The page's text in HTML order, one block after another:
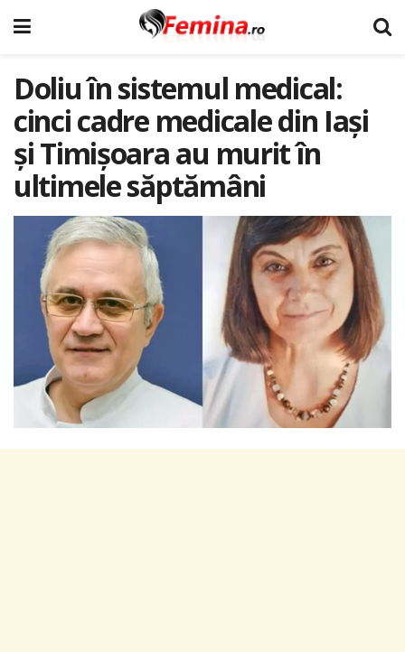
Doliu în sistemul medical:
cinci cadre medicale din Iași
și Timișoara au murit în
ultimele săptămâni